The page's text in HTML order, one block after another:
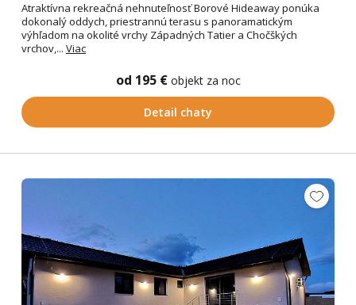
Atraktívna rekreačná nehnuteľnosť Borové Hideaway ponúka
dokonalý oddych, priestrannú terasu s panoramatickým
výhľadom na okolité vrchy Západných Tatier a Chočškých
vrchov,... Viac
od 195 € objekt za noc
Detail chaty